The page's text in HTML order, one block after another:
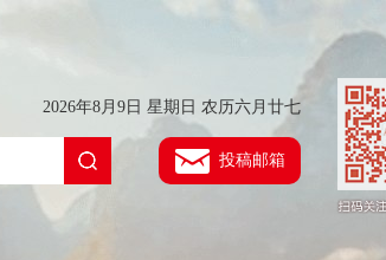
2026年8月9日 星期日 农历六月廿七
投稿邮箱